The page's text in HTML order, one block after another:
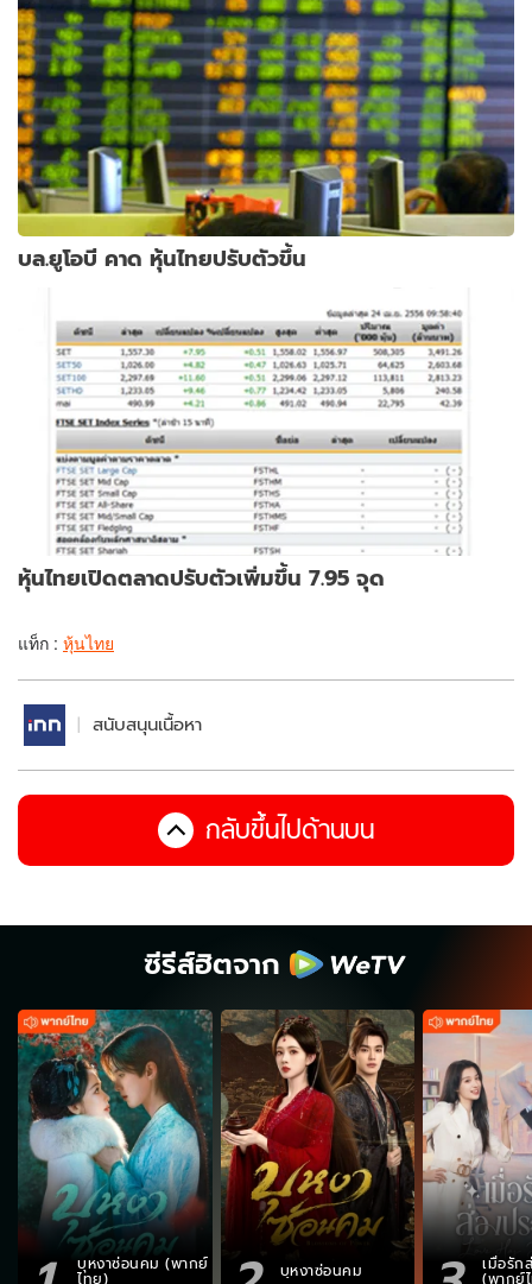
บล.ยูโอบี คาด หุ้นไทยปรับตัวขึ้น
หุ้นไทยเปิดตลาดปรับตัวเพิ่มขึ้น 7.95 จุด
แท็ก : หุ้นไทย
สนับสนุนเนื้อหา
กลับขึ้นไปด้านบน
ซีรีส์ฮิตจาก
บุหงาซ่อนคม (พากย์
ไทย) บุหงาซ่อนคม เมื่อรัก
(พากย์